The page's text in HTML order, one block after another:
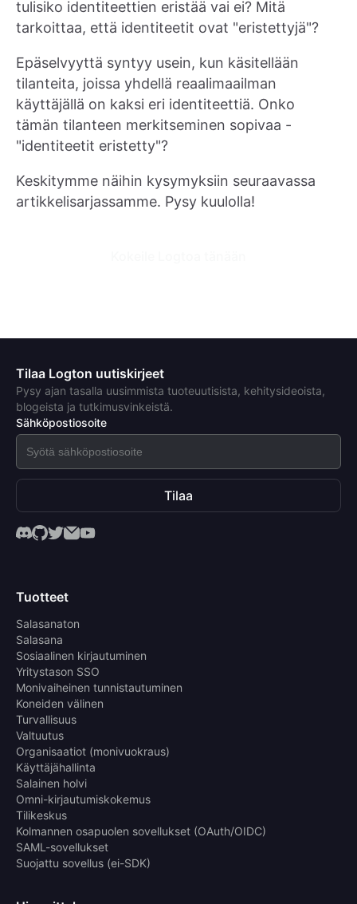
tulisiko identiteettien eristää vai ei? Mitä
tarkoittaa, että identiteetit ovat "eristettyjä"?
Epäselvyyttä syntyy usein, kun käsitellään
tilanteita, joissa yhdellä reaalimaailman
käyttäjällä on kaksi eri identiteettiä. Onko
tämän tilanteen merkitseminen sopivaa -
"identiteetit eristetty"?
Keskitymme näihin kysymyksiin seuraavassa
artikkelisarjassamme. Pysy kuulolla!
Tilaa Logton uutiskirjeet
Pysy ajan tasalla uusimmista tuoteuutisista, kehitysideoista,
blogeista ja tutkimusvinkeistä.
Sähköpostiosoite
Tilaa
Tuotteet
Salasanaton
Salasana
Sosiaalinen kirjautuminen
Yritystason SSO
Monivaiheinen tunnistautuminen
Koneiden välinen
Turvallisuus
Valtuutus
Organisaatiot (monivuokraus)
Käyttäjähallinta
Salainen holvi
Omni-kirjautumiskokemus
Tilikeskus
Kolmannen osapuolen sovellukset (OAuth/OIDC)
SAML-sovellukset
Suojattu sovellus (ei-SDK)